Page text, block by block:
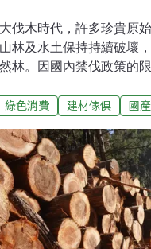
伐木時代，許多珍貴原
林及水土保持持續破壞
林。因國內禁伐政策的
99％的木材仰賴進口，
。不過林木屬於永續資
工作才能順利汰換。此
木材雖然是國際趨勢，
等非法來源的木材，而各
木材出口，顯示維持國
滯30年再出發：從加工
綠色消費 建材傢俱 國